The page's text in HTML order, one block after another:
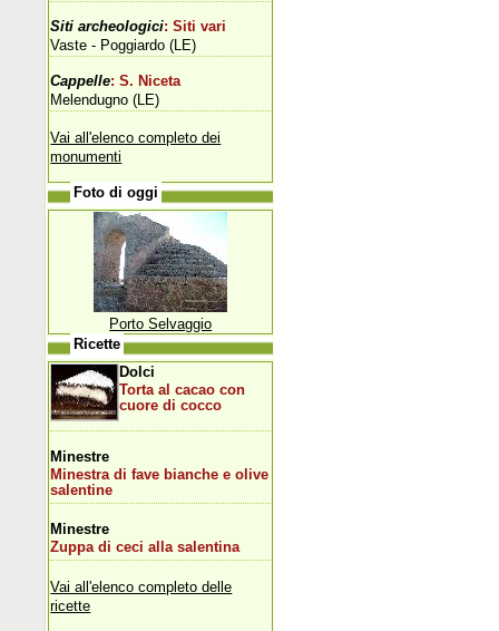
Siti archeologici: Siti vari
Vaste - Poggiardo (LE)
Cappelle: S. Niceta
Melendugno (LE)
Vai all'elenco completo dei
monumenti
Foto di oggi
Porto Selvaggio
Ricette
Dolci
Torta al cacao con
cuore di cocco
Minestre
Minestra di fave bianche e olive
salentine
Minestre
Zuppa di ceci alla salentina
Vai all'elenco completo delle
ricette